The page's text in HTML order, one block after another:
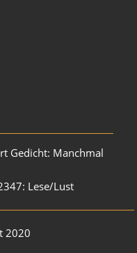
Gedicht: Manchmal
Lese/Lust
2020